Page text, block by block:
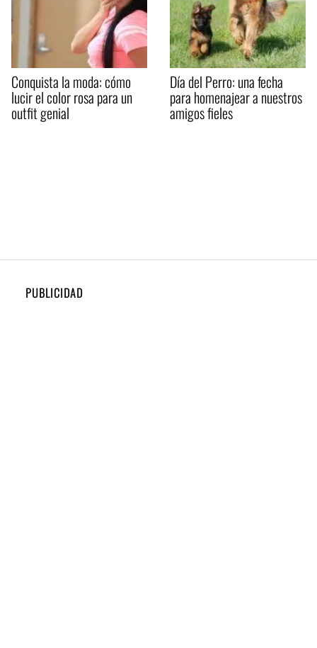
Conquista la moda: cómo
lucir el color rosa para un
outfit genial
Día del Perro: una fecha
para homenajear a nuestros
amigos fieles
PUBLICIDAD